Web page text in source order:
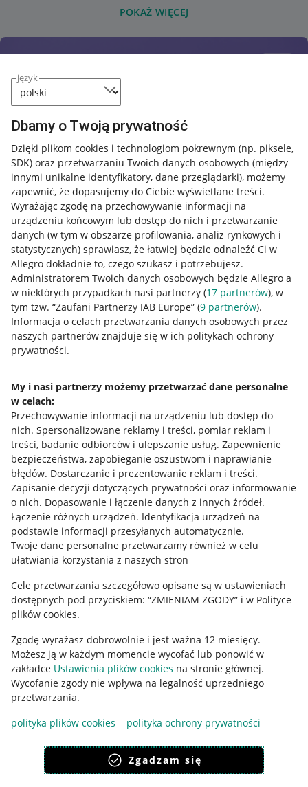
język
Dbamy o Twoją prywatność
Dzięki plikom cookies i technologiom pokrewnym (np. piksele,
SDK) oraz przetwarzaniu Twoich danych osobowych (między
innymi unikalne identyfikatory, dane przeglądarki), możemy
zapewnić, że dopasujemy do Ciebie wyświetlane treści.
Wyrażając zgodę na przechowywanie informacji na
urządzeniu końcowym lub dostęp do nich i przetwarzanie
danych (w tym w obszarze profilowania, analiz rynkowych i
statystycznych) sprawiasz, że łatwiej będzie odnaleźć Ci w
Allegro dokładnie to, czego szukasz i potrzebujesz.
Administratorem Twoich danych osobowych będzie Allegro a
w niektórych przypadkach nasi partnerzy (17 partnerów), w
tym tzw. “Zaufani Partnerzy IAB Europe” (9 partnerów).
Informacja o celach przetwarzania danych osobowych przez
naszych partnerów znajduje się w ich politykach ochrony
prywatności.
My i nasi partnerzy możemy przetwarzać dane personalne
w celach:
Przechowywanie informacji na urządzeniu lub dostęp do
nich. Spersonalizowane reklamy i treści, pomiar reklam i
treści, badanie odbiorców i ulepszanie usług. Zapewnienie
bezpieczeństwa, zapobieganie oszustwom i naprawianie
błędów. Dostarczanie i prezentowanie reklam i treści.
Zapisanie decyzji dotyczących prywatności oraz informowanie
o nich. Dopasowanie i łączenie danych z innych źródeł.
Łączenie różnych urządzeń. Identyfikacja urządzeń na
podstawie informacji przesyłanych automatycznie.
Twoje dane personalne przetwarzamy również w celu
ułatwiania korzystania z naszych stron
Cele przetwarzania szczegółowo opisane są w ustawieniach
dostępnych pod przyciskiem: “ZMIENIAM ZGODY” i w Polityce
plików cookies.
Zgodę wyrażasz dobrowolnie i jest ważna 12 miesięcy.
Możesz ją w każdym momencie wycofać lub ponowić w
zakładce Ustawienia plików cookies na stronie głównej.
Wycofanie zgody nie wpływa na legalność uprzedniego
przetwarzania.
polityka plików cookies
polityka ochrony prywatności
Zgadzam się
POKAŻ WIĘCEJ
Przydatne informacje
Jak to działa
Allegro Gadane dla sprzedających
Allegro Gadane dla kupujących
Mapa miejscowości
Informacje prawne
Regulamin
Polityka plików "cookies"
Ustawienia plików "cookies"
Udostępnianie lokalizacji
Informacje dla Aktu o Usługach Cyfrowych
Pobierz aplikację